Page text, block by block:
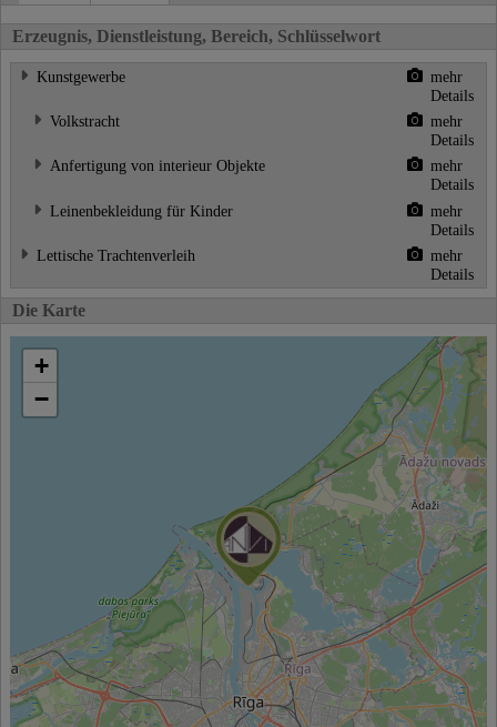
Erzeugnis, Dienstleistung, Bereich, Schlüsselwort
Kunstgewerbe
mehr
Details
Volkstracht
mehr
Details
Anfertigung von interieur Objekte
mehr
Details
Leinenbekleidung für Kinder
mehr
Details
Lettische Trachtenverleih
mehr
Details
Die Karte
+
−